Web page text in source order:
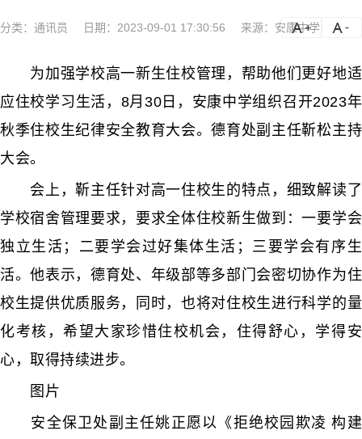
分类： 通讯员 日期：2023-09-01 17:30:56 来源：安康中学
a
为加强学校高一新生住校管理，帮助他们更好地适
应住校学习生活，8月30日，安康中学组织召开2023年
秋季住校生纪律安全教育大会。德育处副主任靳松主持
大会。
会上，靳主任针对高一住校生的特点，细致解读了
学校宿舍管理要求，要求全体住校新生做到：一要学会
独立生活；二要学会过好集体生活；三要学会有序生
活。他表示，德育处、年级部等多部门会密切协作为住
校生提供优质服务，同时，也将对住校生进行科学的量
化考核，希望大家珍惜住校机会，住得舒心，学得安
心，取得持续进步。
图片
安全保卫处副主任姚正愿以《拒绝校园欺凌 构建